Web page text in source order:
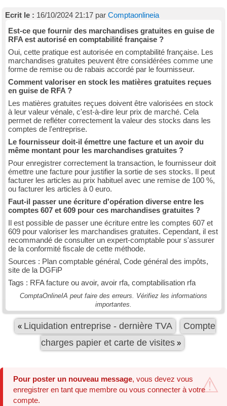
Ecrit le : 16/10/2024 21:17 par Comptaonlineia
Est-ce que fournir des marchandises gratuites en guise de
RFA est autorisé en comptabilité française ?
Oui, cette pratique est autorisée en comptabilité française. Les
marchandises gratuites peuvent être considérées comme une
forme de remise ou de rabais accordé par le fournisseur.
Comment valoriser en stock les matières gratuites reçues
en guise de RFA ?
Les matières gratuites reçues doivent être valorisées en stock
à leur valeur vénale, c'est-à-dire leur prix de marché. Cela
permet de refléter correctement la valeur des stocks dans les
comptes de l'entreprise.
Le fournisseur doit-il émettre une facture et un avoir du
même montant pour les marchandises gratuites ?
Pour enregistrer correctement la transaction, le fournisseur doit
émettre une facture pour justifier la sortie de ses stocks. Il peut
facturer les articles au prix habituel avec une remise de 100 %,
ou facturer les articles à 0 euro.
Faut-il passer une écriture d'opération diverse entre les
comptes 607 et 609 pour ces marchandises gratuites ?
Il est possible de passer une écriture entre les comptes 607 et
609 pour valoriser les marchandises gratuites. Cependant, il est
recommandé de consulter un expert-comptable pour s'assurer
de la conformité fiscale de cette méthode.
Sources : Plan comptable général, Code général des impôts,
site de la DGFiP
Tags : RFA facture ou avoir, avoir rfa, comptabilisation rfa
ComptaOnlineIA peut faire des erreurs. Vérifiez les informations
importantes.
« Liquidation entreprise - dernière TVA
Compte
charges papier et carte de visites»
Pour poster un nouveau message, vous devez vous
enregistrer en tant que membre ou vous connecter à votre
compte.